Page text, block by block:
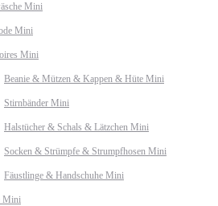
Mini
Mini
Mini
Beanie & Mützen & Kappen & Hüte Mini
Stirnbänder Mini
Halstücher & Schals & Lätzchen Mini
Socken & Strümpfe & Strumpfhosen Mini
Fäustlinge & Handschuhe Mini
Mini